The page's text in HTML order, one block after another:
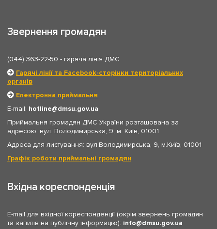
Звернення громадян
(044) 363-22-50 - гаряча лінія ДМС
Гарячі лінії та Facebook-сторінки територіальних
органів
Електронна приймальня
E-mail: hotline
dmsu.gov.ua
Приймальня громадян ДМС України розташована за
адресою: вул. Володимирська, 9, м. Київ, 01001
Адреса для листування: вул.Володимирська, 9, м.Київ, 01001
Графік роботи приймальні громадян
Вхідна кореспонденція
E-mail для вхідної кореспонденції (окрім звернень громадян
та запитів на публічну інформацію): info dmsu.gov.ua